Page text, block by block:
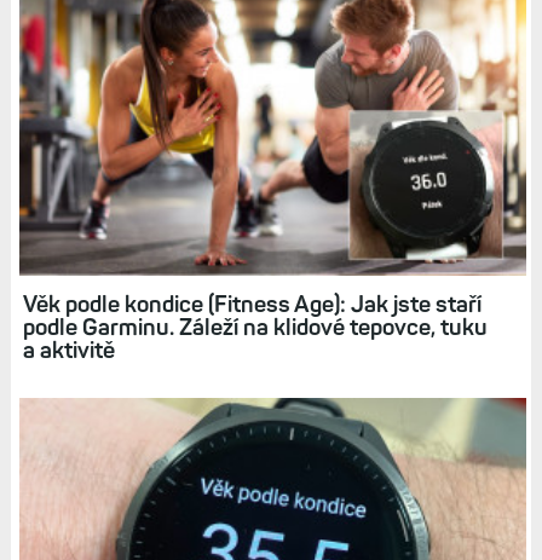
Věk podle kondice (Fitness Age): Jak jste staří
podle Garminu. Záleží na klidové tepovce, tuku
a aktivitě